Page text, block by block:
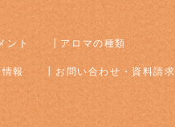
ント アロマの種類
報 お問い合わせ・資料請求